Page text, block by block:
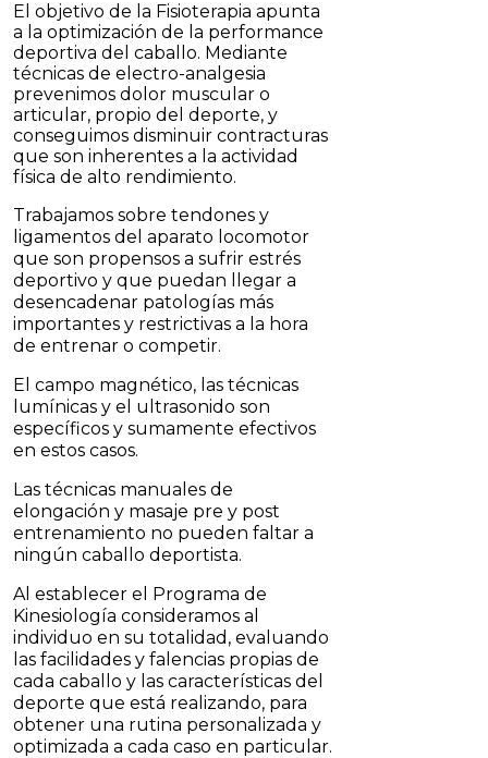
El objetivo de la Fisioterapia apunta
a la optimización de la performance
deportiva del caballo. Mediante
técnicas de electro-analgesia
prevenimos dolor muscular o
articular, propio del deporte, y
conseguimos disminuir contracturas
que son inherentes a la actividad
física de alto rendimiento.
Trabajamos sobre tendones y
ligamentos del aparato locomotor
que son propensos a sufrir estrés
deportivo y que puedan llegar a
desencadenar patologías más
importantes y restrictivas a la hora
de entrenar o competir.
El campo magnético, las técnicas
lumínicas y el ultrasonido son
específicos y sumamente efectivos
en estos casos.
Las técnicas manuales de
elongación y masaje pre y post
entrenamiento no pueden faltar a
ningún caballo deportista.
Al establecer el Programa de
Kinesiología consideramos al
individuo en su totalidad, evaluando
las facilidades y falencias propias de
cada caballo y las características del
deporte que está realizando, para
obtener una rutina personalizada y
optimizada a cada caso en particular.